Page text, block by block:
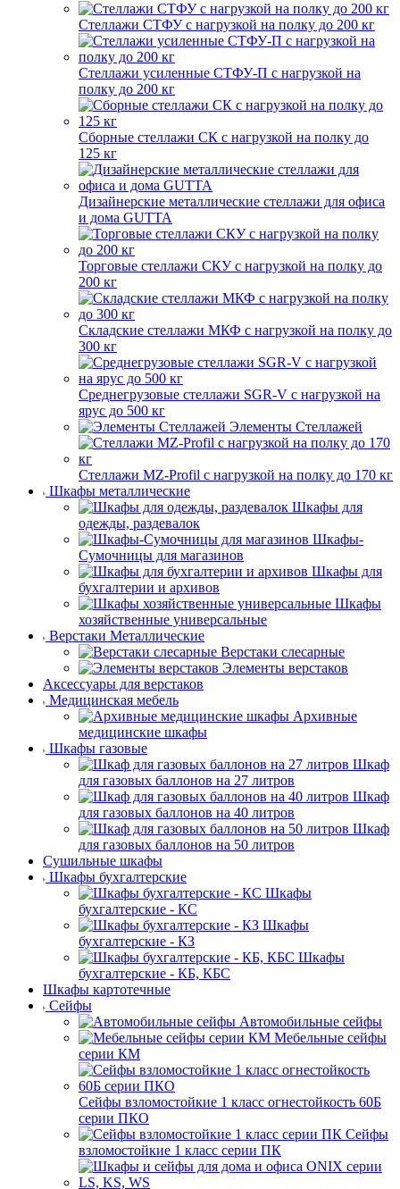
Стеллажи СТФУ с нагрузкой на полку до 200 кг
Стеллажи усиленные СТФУ-П с нагрузкой на
полку до 200 кг
Сборные стеллажи СК с нагрузкой на полку до
125 кг
Дизайнерские металлические стеллажи для офиса
и дома GUTTA
Торговые стеллажи СКУ с нагрузкой на полку до
200 кг
Складские стеллажи МКФ с нагрузкой на полку до
300 кг
Среднегрузовые стеллажи SGR-V с нагрузкой на
ярус до 500 кг
Элементы Стеллажей
Стеллажи MZ-Profil с нагрузкой на полку до 170 кг
Шкафы металлические
Шкафы для
одежды, раздевалок
Шкафы-
Сумочницы для магазинов
Шкафы для
бухгалтерии и архивов
Шкафы
хозяйственные универсальные
Верстаки Металлические
Верстаки слесарные
Элементы верстаков
Аксессуары для верстаков
Медицинская мебель
Архивные
медицинские шкафы
Шкафы газовые
Шкаф
для газовых баллонов на 27 литров
Шкаф
для газовых баллонов на 40 литров
Шкаф
для газовых баллонов на 50 литров
Сушильные шкафы
Шкафы бухгалтерские
Шкафы
бухгалтерские - КС
Шкафы
бухгалтерские - КЗ
Шкафы
бухгалтерские - КБ, КБС
Шкафы картотечные
Сейфы
Автомобильные сейфы
Мебельные сейфы
серии КМ
Сейфы взломостойкие 1 класс огнестойкость 60Б
серии ПКО
Сейфы
взломостойкие 1 класс серии ПК